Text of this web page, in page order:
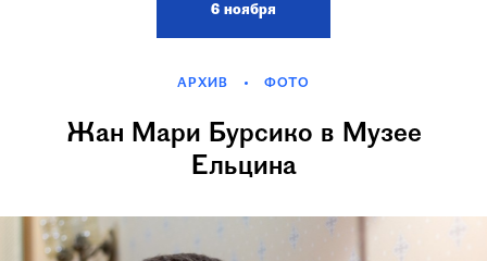
6 ноября
АРХИВ ФОТО
Жан Мари Бурсико в Музее
Ельцина